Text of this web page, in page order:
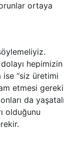
ortaya
hepimizin
ise “siz üretimi
etmesi
da
olduğunu